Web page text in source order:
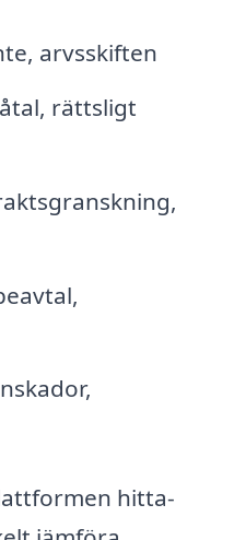
arvsskiften
rättsligt
hitta-